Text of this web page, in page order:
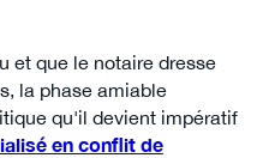
et que le notaire dresse
la phase amiable
qu'il devient impératif
en conflit de